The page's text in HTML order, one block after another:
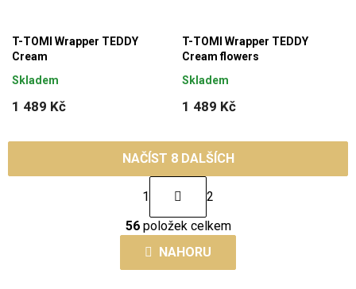
T-TOMI Wrapper TEDDY
Cream
1 489 Kč
Skladem
T-TOMI Wrapper TEDDY
Cream flowers
1 489 Kč
Skladem
O
v
l
á
NAČÍST 8 DALŠÍCH
t
r
á
n
1
2
56položek celkem
NAHORU